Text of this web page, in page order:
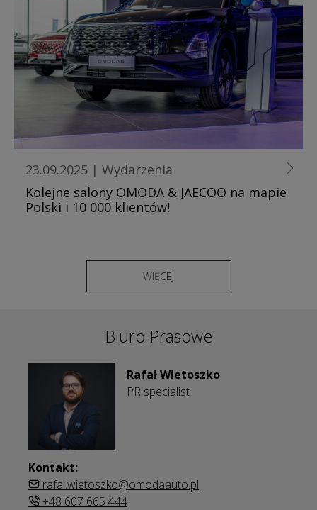
23.09.2025 | Wydarzenia
Kolejne salony OMODA & JAECOO na mapie
Polski i 10 000 klientów!
WIĘCEJ
Biuro Prasowe
Rafał Wietoszko
PR specialist
Kontakt:
rafal.wietoszko@omodaauto.pl
+48 607 665 444